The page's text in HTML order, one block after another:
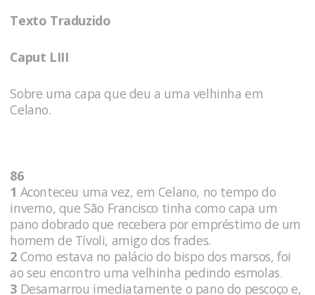
Texto Traduzido
Caput LIII
Sobre uma capa que deu a uma velhinha em
Celano.
86
1 Aconteceu uma vez, em Celano, no tempo do
inverno, que São Francisco tinha como capa um
pano dobrado que recebera por empréstimo de um
homem de Tívoli, amigo dos frades.
2 Como estava no palácio do bispo dos marsos, foi
ao seu encontro uma velhinha pedindo esmolas.
3 Desamarrou imediatamente o pano do pescoço e,